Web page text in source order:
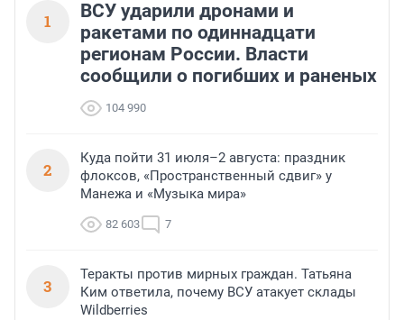
1
ВСУ ударили дронами и
ракетами по одиннадцати
регионам России. Власти
сообщили о погибших и раненых
104 990
2
Куда пойти 31 июля–2 августа: праздник
флоксов, «Пространственный сдвиг» у
Манежа и «Музыка мира»
82 603 7
3
Теракты против мирных граждан. Татьяна
Ким ответила, почему ВСУ атакует склады
Wildberries